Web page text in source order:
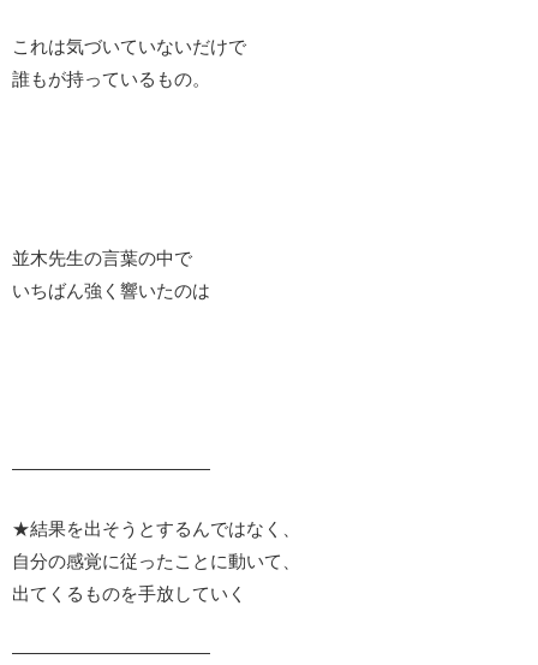
これは気づいていないだけで
誰もが持っているもの。
並木先生の言葉の中で
いちばん強く響いたのは
———————————
★結果を出そうとするんではなく、
自分の感覚に従ったことに動いて、
出てくるものを手放していく
———————————